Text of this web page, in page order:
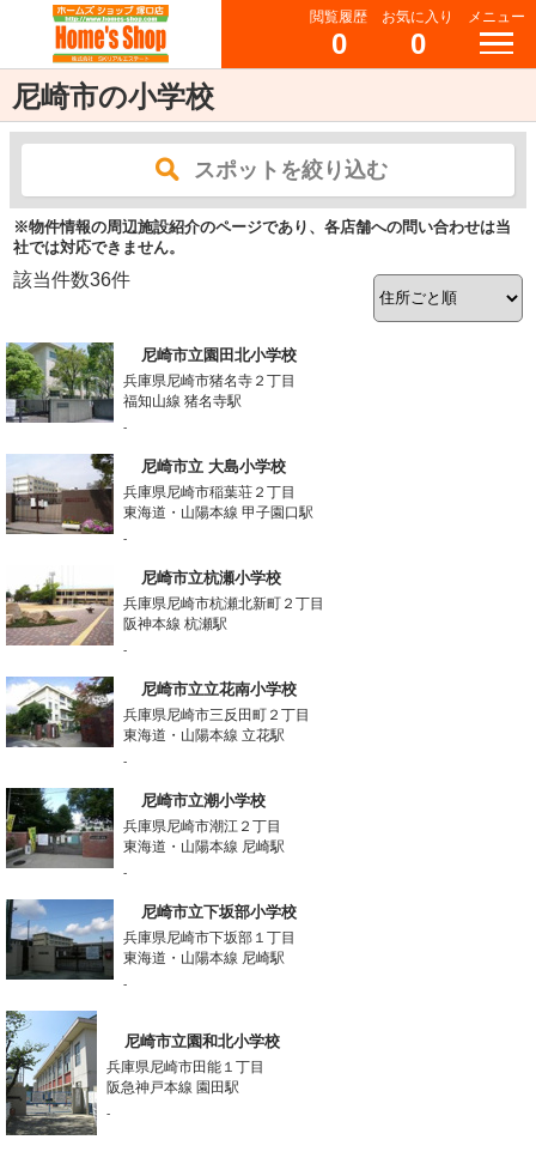
閲覧履歴
0
お気に入り
0
メニュー
尼崎市の小学校
スポットを絞り込む
※物件情報の周辺施設紹介のページであり、各店舗への問い合わせは当
社では対応できません。
該当件数36件
尼崎市立園田北小学校
兵庫県尼崎市猪名寺２丁目
福知山線 猪名寺駅
-
尼崎市立 大島小学校
兵庫県尼崎市稲葉荘２丁目
東海道・山陽本線 甲子園口駅
-
尼崎市立杭瀬小学校
兵庫県尼崎市杭瀬北新町２丁目
阪神本線 杭瀬駅
-
尼崎市立立花南小学校
兵庫県尼崎市三反田町２丁目
東海道・山陽本線 立花駅
-
尼崎市立潮小学校
兵庫県尼崎市潮江２丁目
東海道・山陽本線 尼崎駅
-
尼崎市立下坂部小学校
兵庫県尼崎市下坂部１丁目
東海道・山陽本線 尼崎駅
-
尼崎市立園和北小学校
兵庫県尼崎市田能１丁目
阪急神戸本線 園田駅
-